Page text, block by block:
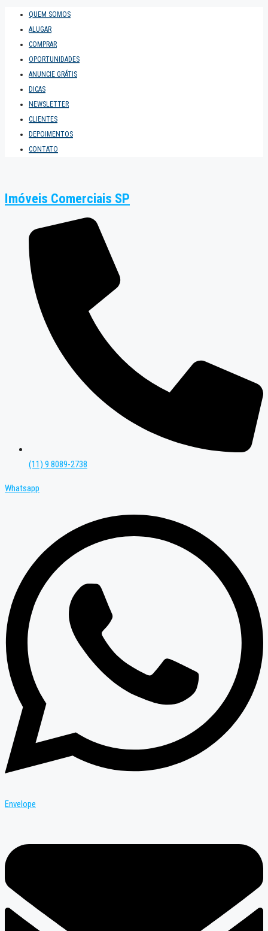
QUEM SOMOS
ALUGAR
COMPRAR
OPORTUNIDADES
ANUNCIE GRÁTIS
DICAS
NEWSLETTER
CLIENTES
DEPOIMENTOS
CONTATO
Imóveis Comerciais SP
(11) 9 8089-2738
Whatsapp
Envelope